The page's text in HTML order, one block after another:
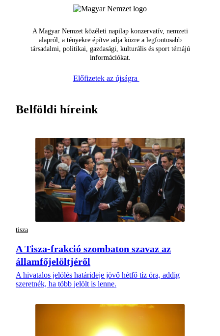
A Magyar Nemzet közéleti napilap konzervatív, nemzeti
alapról, a tényekre építve adja közre a legfontosabb
társadalmi, politikai, gazdasági, kulturális és sport témájú
információkat.
Előfizetek az újságra
Belföldi híreink
tisza
A Tisza-frakció szombaton szavaz az
államfőjelöltjéről
A hivatalos jelölés határideje jövő hétfő tíz óra, addig
szeretnék, ha több jelölt is lenne.